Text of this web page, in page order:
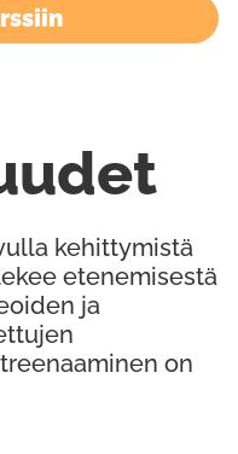
kehittymistä
etenemisestä
ja
on